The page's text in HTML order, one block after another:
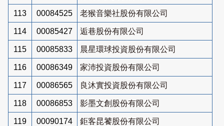
113 00084525 老猴音樂社股份有限公司
114 00085427 逅巷股份有限公司
115 00085833 晨星環球投資股份有限公司
116 00086349 家沛投資股份有限公司
117 00086565 良沐實投資股份有限公司
118 00086853 影墨文創股份有限公司
119 00090174 鉅客昆饕股份有限公司